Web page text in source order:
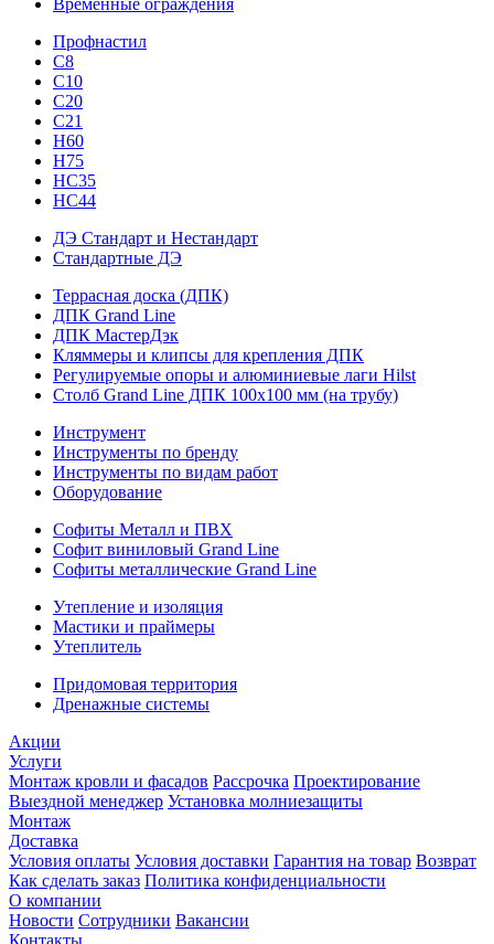
Временные ограждения
Профнастил
С8
С10
С20
С21
H60
H75
HС35
НС44
ДЭ Стандарт и Нестандарт
Стандартные ДЭ
Террасная доска (ДПК)
ДПК Grand Line
ДПК МастерДэк
Кляммеры и клипсы для крепления ДПК
Регулируемые опоры и алюминиевые лаги Hilst
Столб Grand Line ДПК 100х100 мм (на трубу)
Инструмент
Инструменты по бренду
Инструменты по видам работ
Оборудование
Софиты Металл и ПВХ
Софит виниловый Grand Line
Софиты металлические Grand Line
Утепление и изоляция
Мастики и праймеры
Утеплитель
Придомовая территория
Дренажные системы
Акции
Услуги
Монтаж кровли и фасадов Рассрочка Проектирование
Выездной менеджер Установка молниезащиты
Монтаж
Доставка
Условия оплаты Условия доставки Гарантия на товар Возврат
Как сделать заказ Политика конфиденциальности
О компании
Новости Сотрудники Вакансии
Контакты